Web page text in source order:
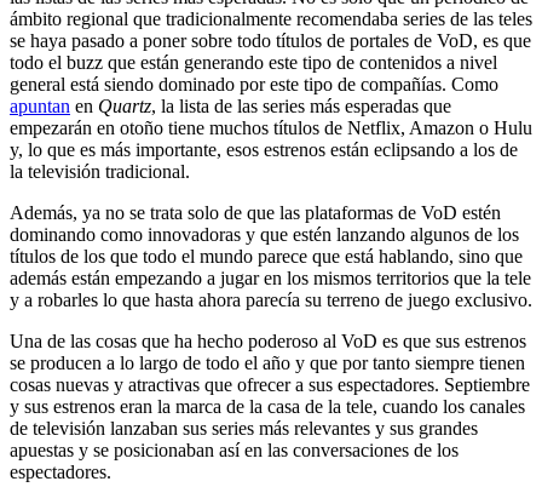
ámbito regional que tradicionalmente recomendaba series de las teles
se haya pasado a poner sobre todo títulos de portales de VoD, es que
todo el buzz que están generando este tipo de contenidos a nivel
general está siendo dominado por este tipo de compañías. Como
apuntan en Quartz, la lista de las series más esperadas que
empezarán en otoño tiene muchos títulos de Netflix, Amazon o Hulu
y, lo que es más importante, esos estrenos están eclipsando a los de
la televisión tradicional.
Además, ya no se trata solo de que las plataformas de VoD estén
dominando como innovadoras y que estén lanzando algunos de los
títulos de los que todo el mundo parece que está hablando, sino que
además están empezando a jugar en los mismos territorios que la tele
y a robarles lo que hasta ahora parecía su terreno de juego exclusivo.
Una de las cosas que ha hecho poderoso al VoD es que sus estrenos
se producen a lo largo de todo el año y que por tanto siempre tienen
cosas nuevas y atractivas que ofrecer a sus espectadores. Septiembre
y sus estrenos eran la marca de la casa de la tele, cuando los canales
de televisión lanzaban sus series más relevantes y sus grandes
apuestas y se posicionaban así en las conversaciones de los
espectadores.